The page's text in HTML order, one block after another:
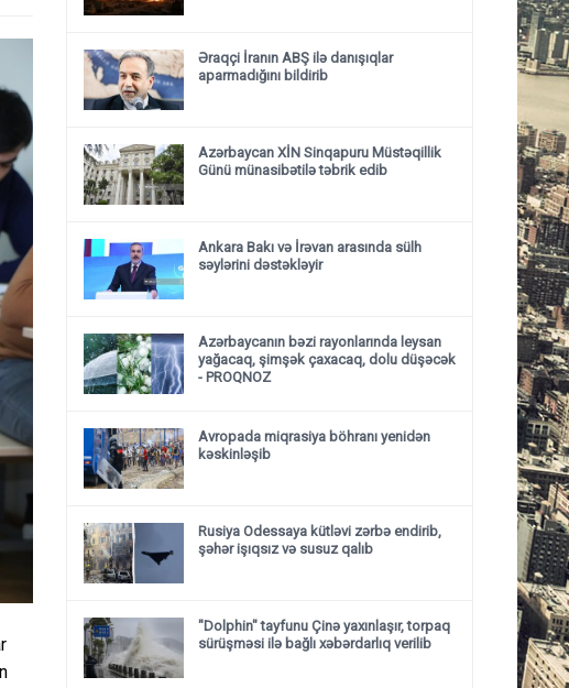
Əraqçi İranın ABŞ ilə danışıqlar
aparmadığını bildirib
Azərbaycan XİN Sinqapuru Müstəqillik
Günü münasibətilə təbrik edib
Ankara Bakı və İrəvan arasında sülh
səylərini dəstəkləyir
Azərbaycanın bəzi rayonlarında leysan
yağacaq, şimşək çaxacaq, dolu düşəcək
- PROQNOZ
Avropada miqrasiya böhranı yenidən
kəskinləşib
Rusiya Odessaya kütləvi zərbə endirib,
şəhər işıqsız və susuz qalıb
"Dolphin" tayfunu Çinə yaxınlaşır, torpaq
sürüşməsi ilə bağlı xəbərdarlıq verilib